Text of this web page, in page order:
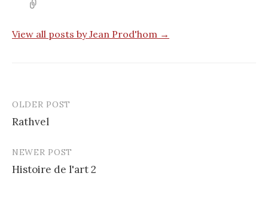
View all posts by Jean Prod'hom →
Post
navigation
OLDER POST
Rathvel
NEWER POST
Histoire de l'art 2